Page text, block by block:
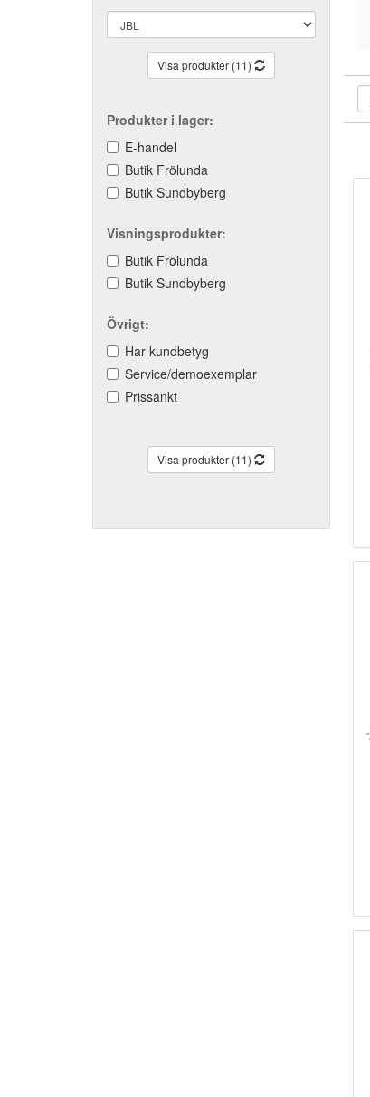
Visa produkter (11)
Produkter i lager:
E-handel
Butik Frölunda
Butik Sundbyberg
Visningsprodukter:
Butik Frölunda
Butik Sundbyberg
Övrigt:
Har kundbetyg
Service/demoexemplar
Prissänkt
Visa produkter (11)